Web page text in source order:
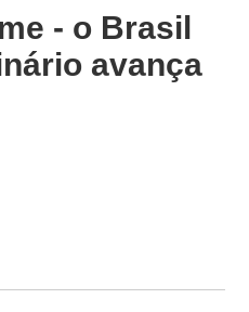
- o Brasil
avança